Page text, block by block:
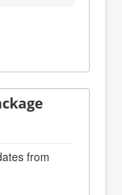
from